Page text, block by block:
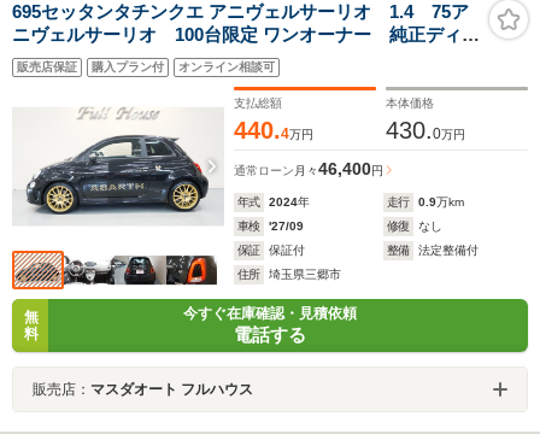
695セッタンタチンクエ アニヴェルサーリオ 1.4 75ア
ニヴェルサーリオ 100台限定 ワンオーナー 純正ディス
プレイオーディオ カープレイ BEATサウンド レコー
ドモンツァマフラー ETC2.0 ドラレコ前後 バックソ
ナー ブレンボ
販売店保証 購入プラン付 オンライン相談可
支払総額
440.4万円
本体価格
430.0万円
通常ローン 月々46,400円
年式 2024年 走行 0.9万km
車検
'27/09 修復
なし
保証
保証付 整備
法定整備付
住所
埼玉県三郷市
無
料
今すぐ在庫確認・見積依頼
電話する
販売店： マスダオート フルハウス